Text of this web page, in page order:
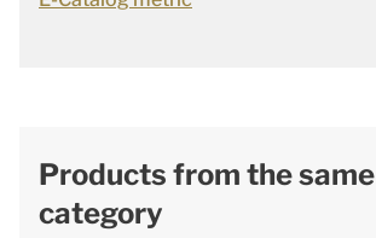
Products from the same
category